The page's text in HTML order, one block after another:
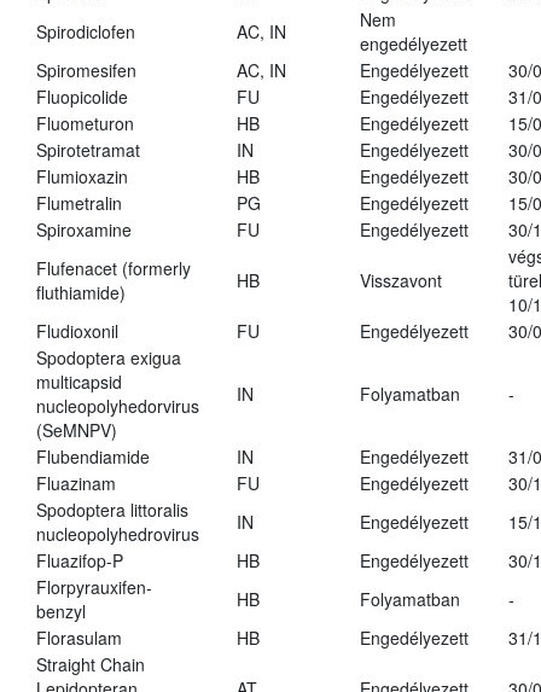
Spirodiclofen
AC, IN
Nem
engedélyezett
Spiromesifen
AC, IN Engedélyezett
30/
Fluopicolide
FU Engedélyezett
31/
Fluometuron
HB Engedélyezett
15/
Spirotetramat
IN Engedélyezett
30/
Flumioxazin
HB Engedélyezett
30/
Flumetralin
PG Engedélyezett
15/
Spiroxamine
FU Engedélyezett
30/
Flufenacet (formerly
fluthiamide)
HB Visszavont
10/
Fludioxonil
FU Engedélyezett
30/
Spodoptera exigua
multicapsid
nucleopolyhedorvirus
(SeMNPV)
IN Folyamatban -
Flubendiamide IN Engedélyezett
31/
Fluazinam
FU Engedélyezett
30/
Spodoptera littoralis
nucleopolyhedrovirus
IN Engedélyezett
15/
Fluazifop-P
HB Engedélyezett
30/
Florpyrauxifen-
benzyl
HB Folyamatban
-
Florasulam
HB Engedélyezett
31/
Straight Chain